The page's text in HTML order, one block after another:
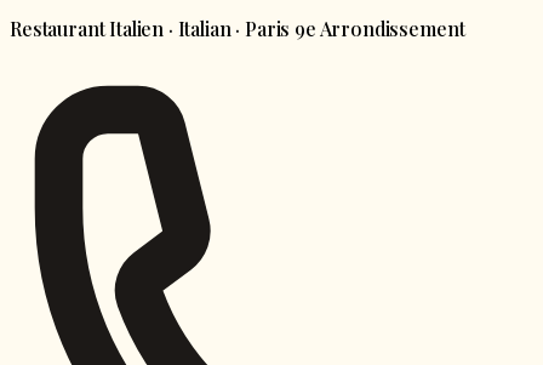
Restaurant Italien · Italian · Paris 9e Arrondissement